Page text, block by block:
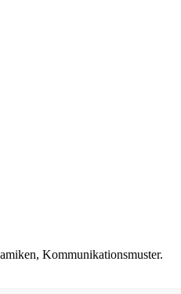
Kommunikationsmuster.